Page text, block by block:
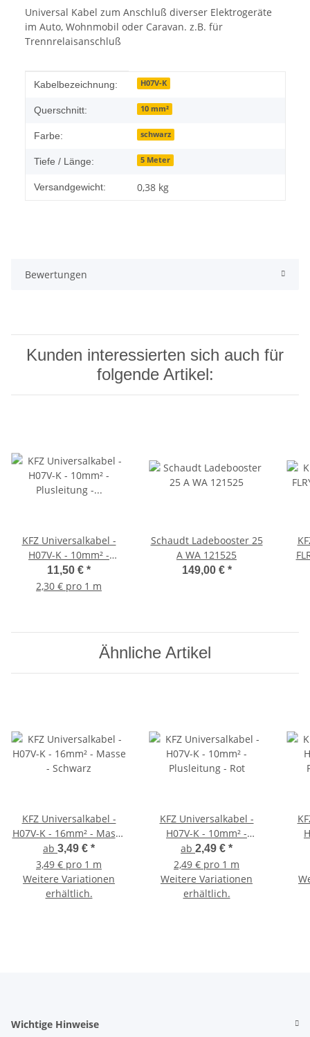
Universal Kabel zum Anschluß diverser Elektrogeräte
im Auto, Wohnmobil oder Caravan. z.B. für
Trennrelaisanschluß
Produkteigenschaft
Wert
Kabelbezeichnung: H07V-K
Querschnitt: 10 mm²
Farbe: schwarz
Tiefe / Länge: 5 Meter
Versandgewicht: 0,38 kg
Bewertungen
Kunden interessierten sich auch für
folgende Artikel:
KFZ Universalkabel -
H07V-K - 10mm² -
Plusleitung - Rot 5 Meter
11,50 € *
2,30 € pro 1 m
Schaudt Ladebooster 25
A WA 121525
149,00 € *
Ähnliche Artikel
KFZ Universalkabel -
H07V-K - 16mm² - Masse
- Schwarz
ab 3,49 € *
3,49 € pro 1 m
Weitere Variationen
erhältlich.
KFZ Universalkabel -
H07V-K - 10mm² -
Plusleitung - Rot
ab 2,49 € *
2,49 € pro 1 m
Weitere Variationen
erhältlich.
Wichtige Hinweise